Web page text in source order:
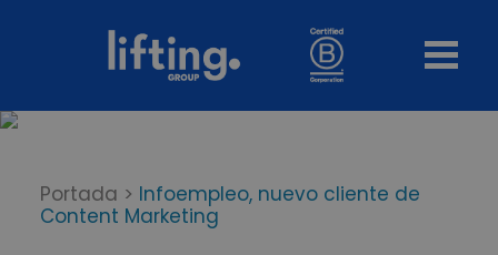
Portada > Infoempleo, nuevo cliente de
Content Marketing